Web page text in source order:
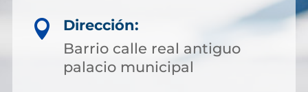

Dirección:
Barrio calle real antiguo
palacio municipal